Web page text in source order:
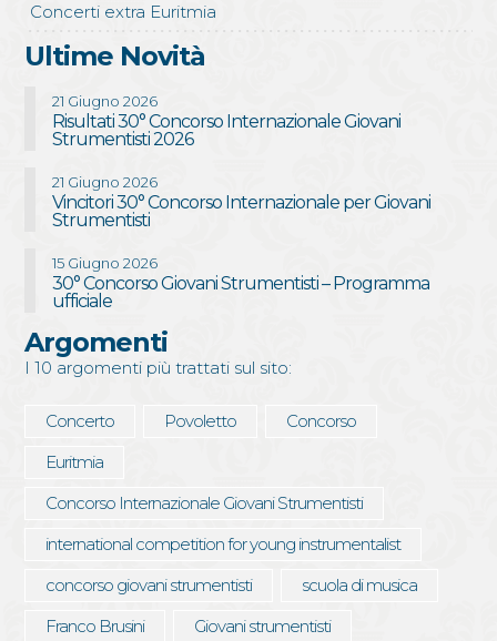
Concerti extra Euritmia
Ultime Novità
21 Giugno 2026
Risultati 30° Concorso Internazionale Giovani
Strumentisti 2026
21 Giugno 2026
Vincitori 30° Concorso Internazionale per Giovani
Strumentisti
15 Giugno 2026
30° Concorso Giovani Strumentisti – Programma
ufficiale
Argomenti
I 10 argomenti più trattati sul sito:
Concerto Povoletto
Concorso
Euritmia
Concorso Internazionale Giovani Strumentisti
international competition for young instrumentalist
concorso giovani strumentisti
scuola di musica
Franco Brusini
Giovani strumentisti